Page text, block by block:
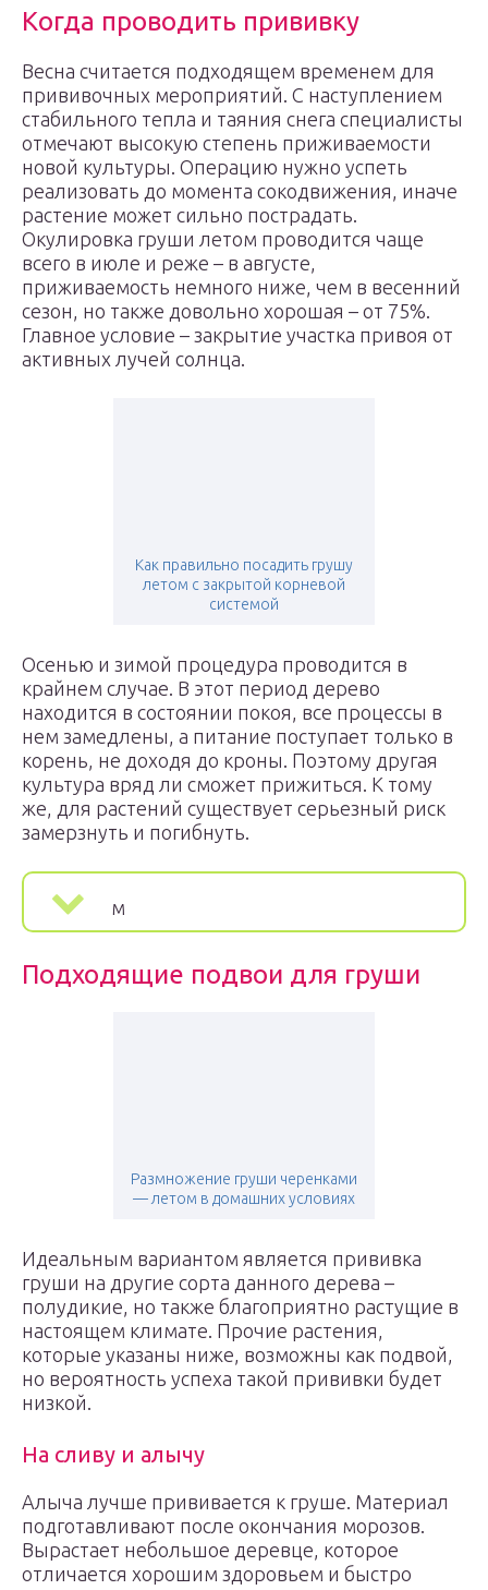
Когда проводить прививку
Весна считается подходящем временем для
прививочных мероприятий. С наступлением
стабильного тепла и таяния снега специалисты
отмечают высокую степень приживаемости
новой культуры. Операцию нужно успеть
реализовать до момента сокодвижения, иначе
растение может сильно пострадать.
Окулировка груши летом проводится чаще
всего в июле и реже – в августе,
приживаемость немного ниже, чем в весенний
сезон, но также довольно хорошая – от 75%.
Главное условие – закрытие участка привоя от
активных лучей солнца.
Как правильно посадить грушу
летом с закрытой корневой
системой
Осенью и зимой процедура проводится в
крайнем случае. В этот период дерево
находится в состоянии покоя, все процессы в
нем замедлены, а питание поступает только в
корень, не доходя до кроны. Поэтому другая
культура вряд ли сможет прижиться. К тому
же, для растений существует серьезный риск
замерзнуть и погибнуть.
м
Подходящие подвои для груши
Размножение груши черенками
— летом в домашних условиях
Идеальным вариантом является прививка
груши на другие сорта данного дерева –
полудикие, но также благоприятно растущие в
настоящем климате. Прочие растения,
которые указаны ниже, возможны как подвой,
но вероятность успеха такой прививки будет
низкой.
На сливу и алычу
Алыча лучше прививается к груше. Материал
подготавливают после окончания морозов.
Вырастает небольшое деревце, которое
отличается хорошим здоровьем и быстро